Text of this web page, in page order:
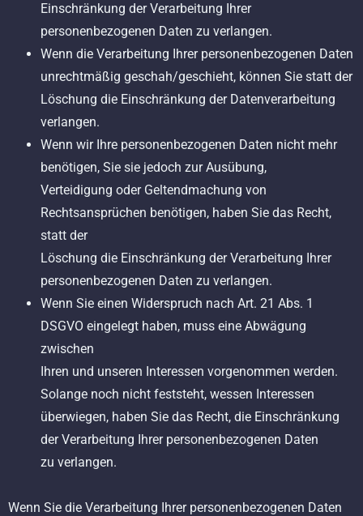
Einschränkung der Verarbeitung Ihrer
personenbezogenen Daten zu verlangen.
Wenn die Verarbeitung Ihrer personenbezogenen Daten
unrechtmäßig geschah/geschieht, können Sie statt der
Löschung die Einschränkung der Datenverarbeitung
verlangen.
Wenn wir Ihre personenbezogenen Daten nicht mehr
benötigen, Sie sie jedoch zur Ausübung,
Verteidigung oder Geltendmachung von
Rechtsansprüchen benötigen, haben Sie das Recht,
statt der
Löschung die Einschränkung der Verarbeitung Ihrer
personenbezogenen Daten zu verlangen.
Wenn Sie einen Widerspruch nach Art. 21 Abs. 1
DSGVO eingelegt haben, muss eine Abwägung
zwischen
Ihren und unseren Interessen vorgenommen werden.
Solange noch nicht feststeht, wessen Interessen
überwiegen, haben Sie das Recht, die Einschränkung
der Verarbeitung Ihrer personenbezogenen Daten
zu verlangen.
Wenn Sie die Verarbeitung Ihrer personenbezogenen Daten